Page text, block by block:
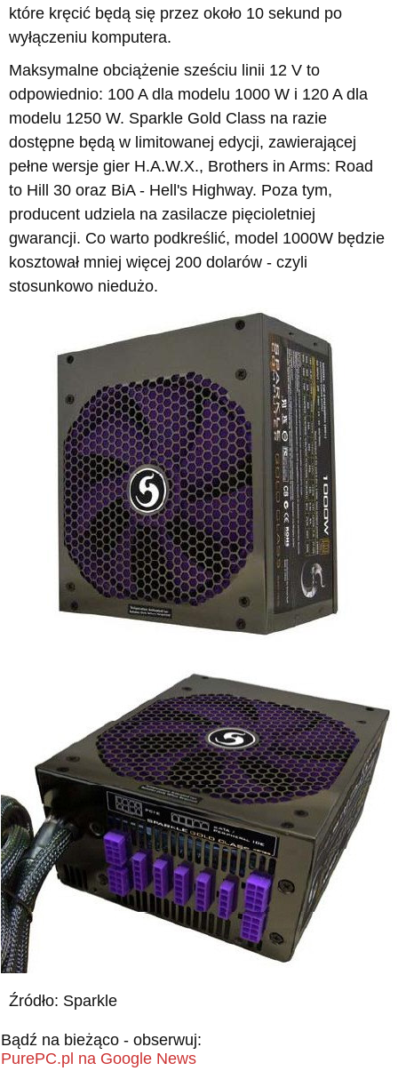
które kręcić będą się przez około 10 sekund po
wyłączeniu komputera.
Maksymalne obciążenie sześciu linii 12 V to
odpowiednio: 100 A dla modelu 1000 W i 120 A dla
modelu 1250 W. Sparkle Gold Class na razie
dostępne będą w limitowanej edycji, zawierającej
pełne wersje gier H.A.W.X., Brothers in Arms: Road
to Hill 30 oraz BiA - Hell's Highway. Poza tym,
producent udziela na zasilacze pięcioletniej
gwarancji. Co warto podkreślić, model 1000W będzie
kosztował mniej więcej 200 dolarów - czyli
stosunkowo niedużo.
Źródło: Sparkle
Bądź na bieżąco - obserwuj:
PurePC.pl na Google News